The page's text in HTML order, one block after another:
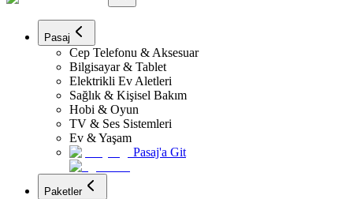
Pasaj
Cep Telefonu & Aksesuar
Bilgisayar & Tablet
Elektrikli Ev Aletleri
Sağlık & Kişisel Bakım
Hobi & Oyun
TV & Ses Sistemleri
Ev & Yaşam
Pasaj'a Git
Paketler